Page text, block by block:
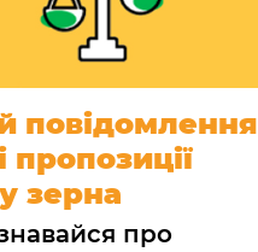
повідомлення
пропозиції
зерна
про